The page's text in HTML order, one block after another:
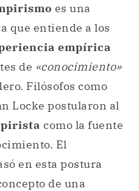
es una
que entiende a los
empírica
de «conocimiento»
Filósofos como
Locke postularon al
como la fuente
El
en esta postura
de una